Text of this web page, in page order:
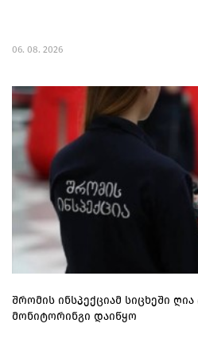
06. 08. 2026
შრომის ინსპექციამ სიცხეში
მონიტორინგი დაიწყო